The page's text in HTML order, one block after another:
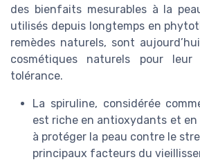
des bienfaits mesurables à la
utilisés depuis longtemps en
remèdes naturels, sont
cosmétiques naturels pour
tolérance.
La spiruline, considérée
est riche en antioxydants et en
à protéger la peau contre le
principaux facteurs du